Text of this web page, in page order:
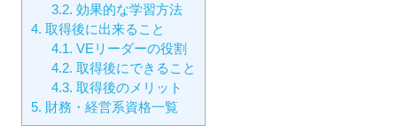
3.2. 効果的な学習方法
4. 取得後に出来ること
4.1. VEリーダーの役割
4.2. 取得後にできること
4.3. 取得後のメリット
5. 財務・経営系資格一覧